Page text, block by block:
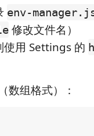
env-
修改文件名）
使用 Settings 的
数组格式）：